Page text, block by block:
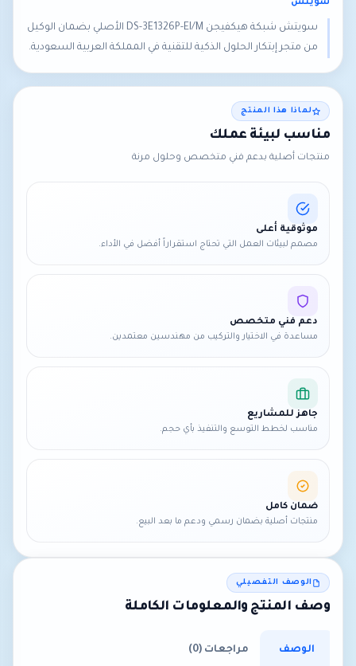
سويتش
سويتش شبكة هيكفيجن DS-3E1326P-EI/M الأصلي بضمان الوكيل
من متجر إبتكار الحلول الذكية للتقنية في المملكة العربية السعودية.
لماذا هذا المنتج
مناسب لبيئة عملك
منتجات أصلية بدعم فني متخصص وحلول مرنة
موثوقية أعلى
مصمم لبيئات العمل التي تحتاج استقراراً أفضل في الأداء.
دعم فني متخصص
مساعدة في الاختيار والتركيب من مهندسين معتمدين.
جاهز للمشاريع
مناسب لخطط التوسع والتنفيذ بأي حجم.
ضمان كامل
منتجات أصلية بضمان رسمي ودعم ما بعد البيع.
الوصف التفصيلي
وصف المنتج والمعلومات الكاملة
الوصف مراجعات (0)